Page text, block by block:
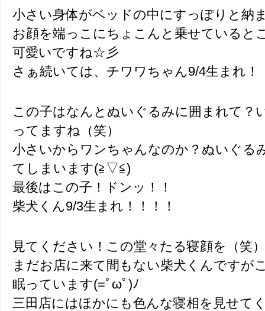
小さい身体がベッドの中にすっぽりと納
お顔を端っこにちょこんと乗せていると
可愛いですね☆彡
さぁ続いては、チワワちゃん9/4生まれ！
この子はなんとぬいぐるみに囲まれて？
ってますね（笑）
小さいからワンちゃんなのか？ぬいぐる
てしまいます(≧▽≦)
最後はこの子！ドンッ！！
柴犬くん9/3生まれ！！！！
見てください！この堂々たる寝顔を（笑）
まだお店に来て間もない柴犬くんですが
眠っています(=ﾟωﾟ)ﾉ
三田店にはほかにも色んな寝相を見せて